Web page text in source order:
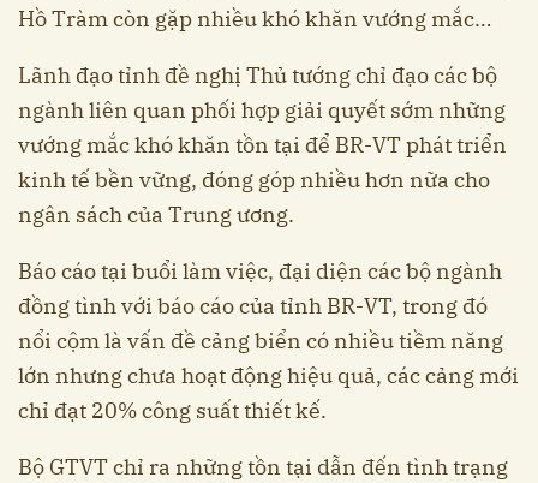
Hồ Tràm còn gặp nhiều khó khăn vướng mắc…
Lãnh đạo tỉnh đề nghị Thủ tướng chỉ đạo các bộ
ngành liên quan phối hợp giải quyết sớm những
vướng mắc khó khăn tồn tại để BR-VT phát triển
kinh tế bền vững, đóng góp nhiều hơn nữa cho
ngân sách của Trung ương.
Báo cáo tại buổi làm việc, đại diện các bộ ngành
đồng tình với báo cáo của tỉnh BR-VT, trong đó
nổi cộm là vấn đề cảng biển có nhiều tiềm năng
lớn nhưng chưa hoạt động hiệu quả, các cảng mới
chỉ đạt 20% công suất thiết kế.
Bộ GTVT chỉ ra những tồn tại dẫn đến tình trạng